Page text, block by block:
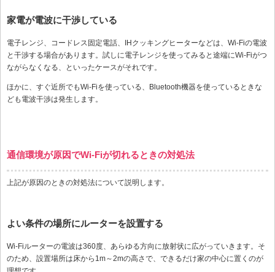
家電が電波に干渉している
電子レンジ、コードレス固定電話、IHクッキングヒーターなどは、Wi-Fiの電波
と干渉する場合があります。試しに電子レンジを使ってみると途端にWi-Fiがつ
ながらなくなる、といったケースがそれです。
ほかに、すぐ近所でもWi-Fiを使っている、Bluetooth機器を使っているときな
ども電波干渉は発生します。
通信環境が原因でWi-Fiが切れるときの対処法
上記が原因のときの対処法について説明します。
よい条件の場所にルーターを設置する
Wi-Fiルーターの電波は360度、あらゆる方向に放射状に広がっていきます。そ
のため、設置場所は床から1m～2mの高さで、できるだけ家の中心に置くのが